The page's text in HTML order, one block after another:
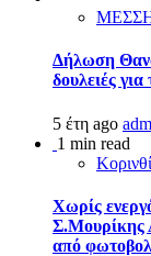
Δήλωση
δουλειές
5 έτη ago
1 min read
Χωρίς
Σ.Μουρίκης
από